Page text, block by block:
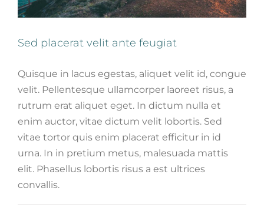
Sed placerat velit ante feugiat
Quisque in lacus egestas, aliquet velit id, congue
velit. Pellentesque ullamcorper laoreet risus, a
rutrum erat aliquet eget. In dictum nulla et
enim auctor, vitae dictum velit lobortis. Sed
vitae tortor quis enim placerat efficitur in id
urna. In in pretium metus, malesuada mattis
elit. Phasellus lobortis risus a est ultrices
convallis.